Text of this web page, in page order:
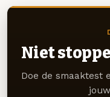
Niet
Doe de smaaktest